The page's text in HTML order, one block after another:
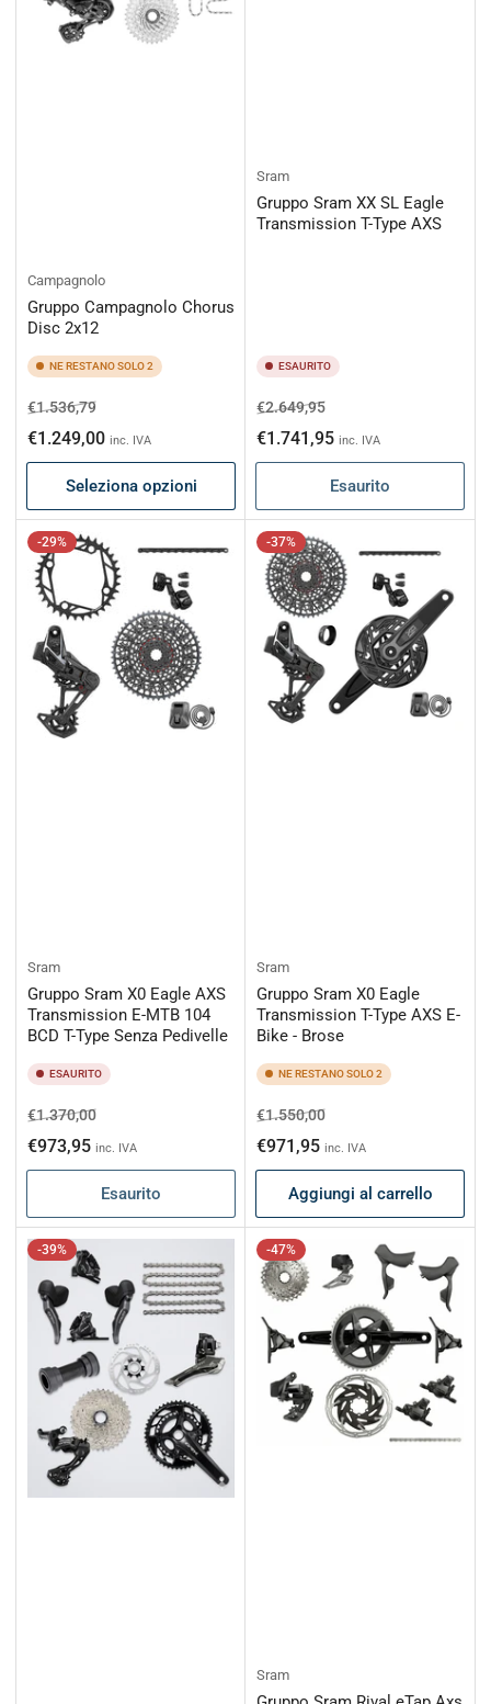
Campagnolo
Gruppo Campagnolo Chorus
Disc 2x12
NE RESTANO SOLO 2
Prezzo
di
listino
€1.536,79Prezzo
scontato
€1.249,00 inc. IVA
Seleziona opzioni
Sram
Gruppo Sram XX SL Eagle
Transmission T-Type AXS
ESAURITO
Prezzo
di
listino
€2.649,95Prezzo
scontato
€1.741,95 inc. IVA
Esaurito
-29%
Sram
Gruppo Sram X0 Eagle AXS
Transmission E-MTB 104
BCD T-Type Senza Pedivelle
ESAURITO
Prezzo
di
listino
€1.370,00Prezzo
scontato
€973,95 inc. IVA
Esaurito
-37%
Sram
Gruppo Sram X0 Eagle
Transmission T-Type AXS E-
Bike - Brose
NE RESTANO SOLO 2
Prezzo
di
listino
€1.550,00Prezzo
scontato
€971,95 inc. IVA
Aggiungi al carrello
-39% -47%
Sram